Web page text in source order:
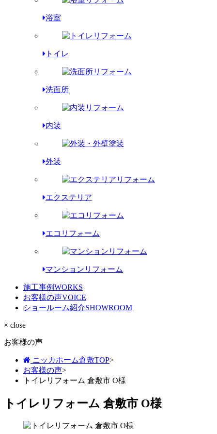
浴室
トイレ
洗面所
内装
外装
エクステリア
エコリフォーム
マンションリフォーム
施工事例WORKS
お客様の声VOICE
ショールーム紹介SHOWROOM
× close
お客様の声
ニッカホーム倉敷TOP>
お客様の声>
トイレリフォーム 倉敷市 O様
トイレリフォーム 倉敷市 O様